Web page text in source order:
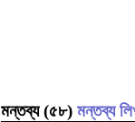
মন্তব্য (৫৮) মন্তব্য